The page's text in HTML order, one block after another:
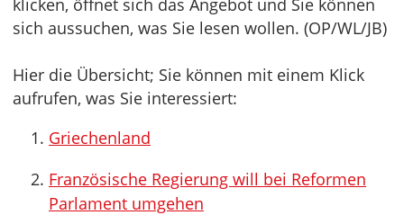
klicken, öffnet sich das Angebot und Sie können
sich aussuchen, was Sie lesen wollen. (OP/WL/JB)
Hier die Übersicht; Sie können mit einem Klick
aufrufen, was Sie interessiert:
Griechenland
Französische Regierung will bei Reformen
Parlament umgehen